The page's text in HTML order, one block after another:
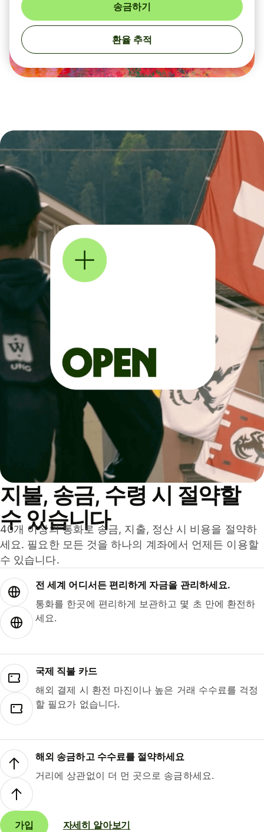
송금하기
환율 추적
지불, 송금, 수령 시 절약할
수 있습니다
40개 이상의 통화로 송금, 지출, 정산 시 비용을 절약하
세요. 필요한 모든 것을 하나의 계좌에서 언제든 이용할
수 있습니다.
전 세계 어디서든 편리하게 자금을 관리하세요.
통화를 한곳에 편리하게 보관하고 몇 초 만에 환전하
세요.
국제 직불 카드
해외 결제 시 환전 마진이나 높은 거래 수수료를 걱정
할 필요가 없습니다.
해외 송금하고 수수료를 절약하세요
거리에 상관없이 더 먼 곳으로 송금하세요.
가입 자세히 알아보기